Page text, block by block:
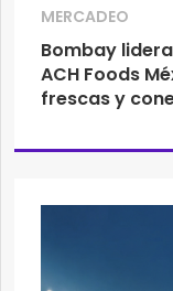
MERCADEO
Bombay
ACH Foods
frescas y